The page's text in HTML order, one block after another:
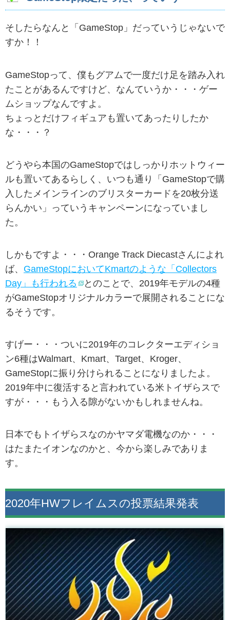
そしたらなんと「GameStop」だっていうじゃないで
すか！！
GameStopって、僕もグアムで一度だけ足を踏み入れ
たことがあるんですけど、なんていうか・・・ゲー
ムショップなんですよ。
ちょっとだけフィギュアも置いてあったりしたか
な・・・？
どうやら本国のGameStopではしっかりホットウィー
ルも置いてあるらしく、いつも通り「GameStopで購
入したメインラインのブリスターカードを20枚分送
らんかい」っていうキャンペーンになっていまし
た。
しかもですよ・・・Orange Track Diecastさんによれ
ば、 GameStopにおいてKmartのような「Collectors
Day」も行われる
とのことで、2019年モデルの4種
がGameStopオリジナルカラーで展開されることにな
るそうです。
すげー・・・ついに2019年のコレクターエディショ
ン6種はWalmart、Kmart、Target、Kroger、
GameStopに振り分けられることになりましたよ。
2019年中に復活すると言われている米トイザらスで
すが・・・もう入る隙がないかもしれませんね。
日本でもトイザらスなのかヤマダ電機なのか・・・
はたまたイオンなのかと、今から楽しみでありま
す。
2020年HWフレイムスの投票結果発表